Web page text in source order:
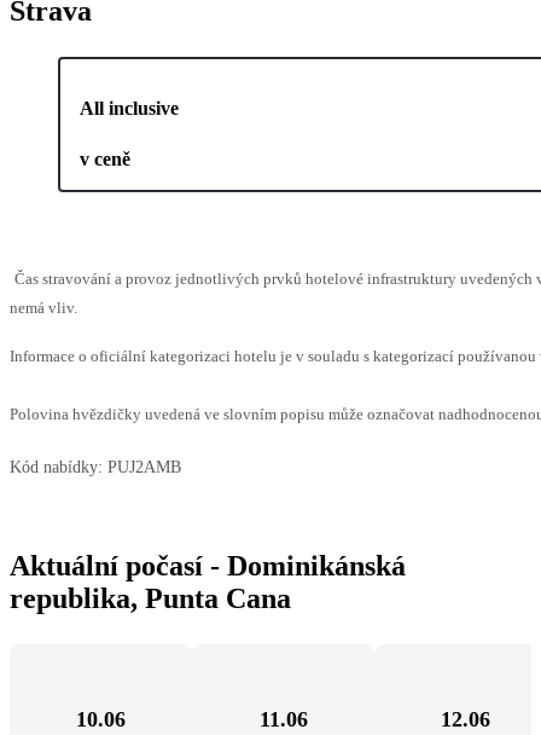
Strava
All inclusive
v ceně
Čas stravování a provoz jednotlivých prvků hotelové infrastruktury uvedených
nemá vliv.
Informace o oficiální kategorizaci hotelu je v souladu s kategorizací
Polovina hvězdičky uvedená ve slovním popisu může označovat
Kód nabídky: PUJ2AMB
Aktuální počasí - Dominikánská
republika, Punta Cana
10.06 11.06 12.06